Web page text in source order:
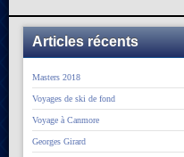
Articles récents
Masters 2018
Voyages de ski de fond
Voyage à Canmore
Georges Girard